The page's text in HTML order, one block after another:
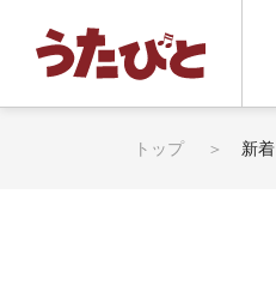
トップ 新着